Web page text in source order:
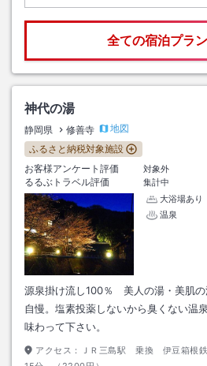
全ての宿泊プラ
神代の湯
静岡県 修善寺
地図
ふるさと納税対象施設
お客様アンケート評価
対象外
るるぶトラベル評価
集計中
大浴場あり
温泉
源泉掛け流し100％ 美人の湯・美肌の
自慢。塩素投薬しないから臭くない温
味わって下さい。
アクセス：
ＪＲ三島駅 乗換 伊豆箱根